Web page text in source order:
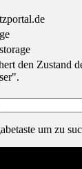
den Zustand
um zu